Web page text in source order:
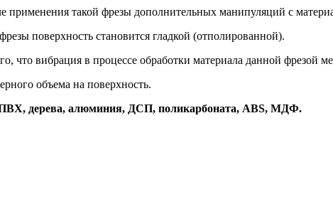
применения такой фрезы дополнительных манипуляций с
поверхность становится гладкой (отполированной).
что вибрация в процессе обработки материала данной фрезой
объема на поверхность.
дерева, алюминия, ДСП, поликарбоната, ABS, МДФ.